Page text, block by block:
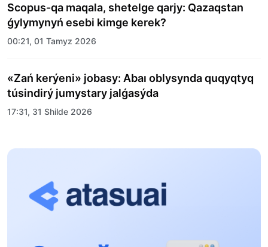
Scopus-qa maqala, shetelge qarjy: Qazaqstan
ǵylymynyń esebi kimge kerek?
00:21, 01 Tamyz 2026
«Zań kerýeni» jobasy: Abaı oblysynda quqyqtyq
túsindirý jumystary jalǵasýda
17:31, 31 Shilde 2026
Halyqaralyq «Formýla-1 H2O» jarysyn Qonaev
13:13, 30 Shilde 2026